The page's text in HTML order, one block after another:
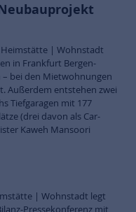
Heimstätte | Wohnstadt
in Frankfurt Bergen-
bei den Mietwohnungen
Außerdem entstehen zwei
Tiefgaragen mit 177
(drei davon als Car-
Kaweh Mansoori
| Wohnstadt legt
Pressekonferenz mit